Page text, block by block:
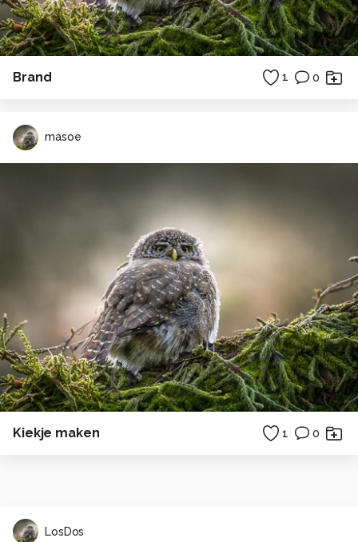
Brand 1 0
masoe
Kiekje maken 1 0
LosDos